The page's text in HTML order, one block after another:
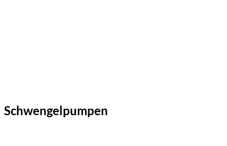
Schwengelpumpen